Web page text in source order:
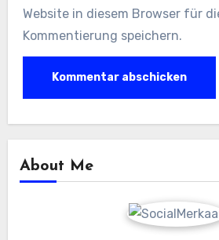
Website in diesem Browser für
Kommentierung speichern.
About Me